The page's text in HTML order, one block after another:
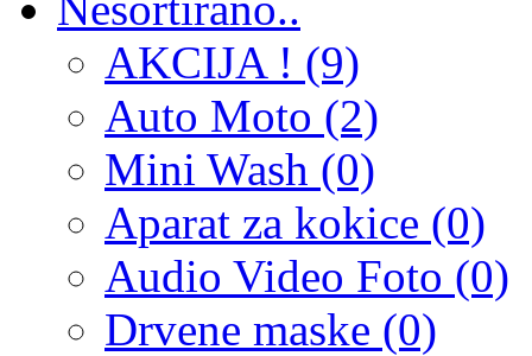
AKCIJA ! (9)
Auto Moto (2)
Mini Wash (0)
Aparat za kokice (0)
Audio Video Foto (0)
Drvene maske (0)